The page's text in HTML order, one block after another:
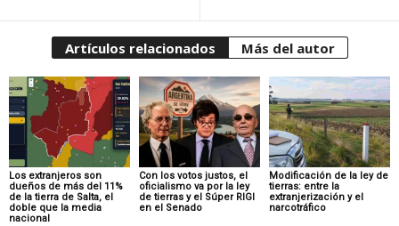
Artículos relacionados Más del autor
Los extranjeros son
dueños de más del 11%
de la tierra de Salta, el
doble que la media
nacional
Con los votos justos, el
oficialismo va por la ley
de tierras y el Súper RIGI
en el Senado
Modificación de la ley de
tierras: entre la
extranjerización y el
narcotráfico